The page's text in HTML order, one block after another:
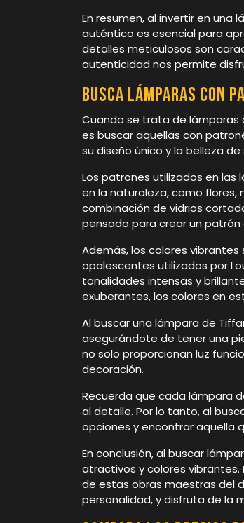
En resumen, al invertir en
auténtico es esencial para
detalles meticulosos son
autenticidad nos permite
Busca lámparas con
Cuando se trata de lámparas
es buscar aquellas con
su diseño único y la belleza
Los patrones utilizados en
en la naturaleza, como flores,
combinación de vidrios
pensado para crear un
Además, los colores
opalescentes utilizados por
tonalidades intensas y
exuberantes, los colores en
Al buscar una lámpara de
asegurándote de tener una
no solo proporcionan luz
decoración.
Recuerda que cada lámpara
al detalle. Por lo tanto, al
opciones y encontrar aquella
En conclusión, al buscar
atractivos y colores
de estas obras maestras del
personalidad, y disfruta de la